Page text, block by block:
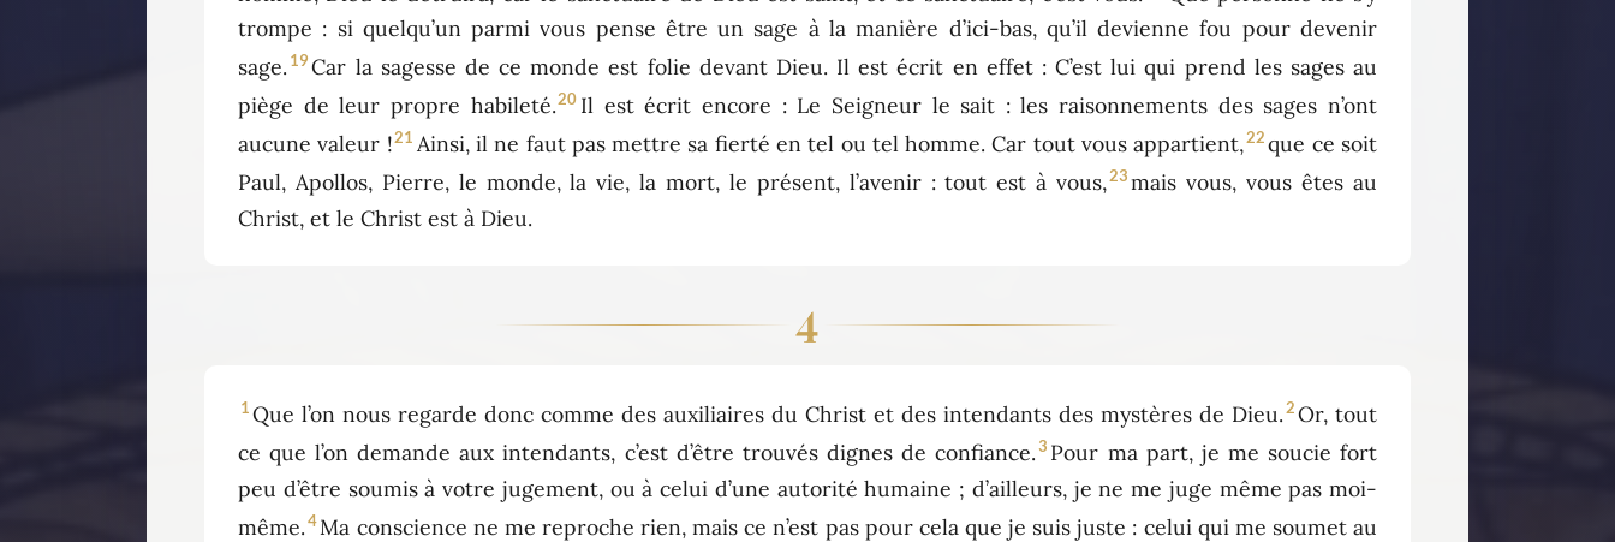
trompe : si quelqu’un parmi vous pense être un sage à la manière d’ici-bas, qu’il devienne fou pour devenir
sage. 19 Car la sagesse de ce monde est folie devant Dieu. Il est écrit en effet : C’est lui qui prend les sages au
piège de leur propre habileté.20 Il est écrit encore : Le Seigneur le sait : les raisonnements des sages n’ont
aucune valeur !21 Ainsi, il ne faut pas mettre sa fierté en tel ou tel homme. Car tout vous appartient,22 que ce soit
Paul, Apollos, Pierre, le monde, la vie, la mort, le présent, l’avenir : tout est à vous,23 mais vous, vous êtes au
Christ, et le Christ est à Dieu.
4
1 Que l’on nous regarde donc comme des auxiliaires du Christ et des intendants des mystères de Dieu.2Or, tout
ce que l’on demande aux intendants, c’est d’être trouvés dignes de confiance.3 Pour ma part, je me soucie fort
peu d’être soumis à votre jugement, ou à celui d’une autorité humaine ; d’ailleurs, je ne me juge même pas moi-
même.4Ma conscience ne me reproche rien, mais ce n’est pas pour cela que je suis juste : celui qui me soumet au